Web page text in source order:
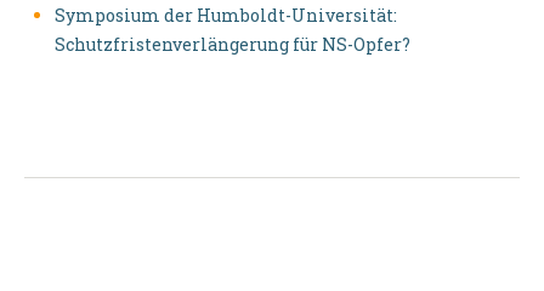
Symposium der Humboldt-Universität:
Schutzfristenverlängerung für NS-Opfer?